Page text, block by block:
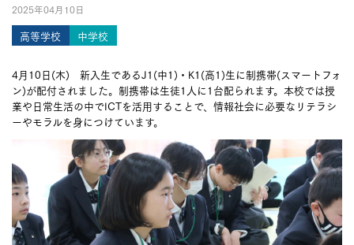
2025年04月10日
高等学校 中学校
4月10日(木) 新入生であるJ1(中1)・K1(高1)生に制携帯(スマートフォ
ン)が配付されました。制携帯は生徒1人に1台配られます。本校では授
業や日常生活の中でICTを活用することで、情報社会に必要なリテラシ
ーやモラルを身につけています。